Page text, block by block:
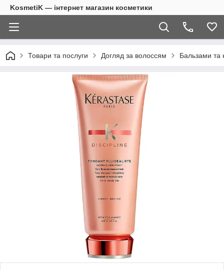
KosmetiK — інтернет магазин косметики
Товари та послуги Догляд за волоссям Бальзами та